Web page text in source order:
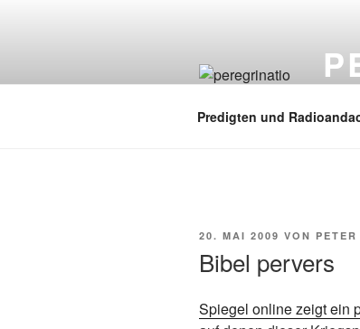
Predigten und
VERÖFFENTLICHT
20. MAI 2009 VON PETER
Bibel pervers
Spiegel online zeigt ein